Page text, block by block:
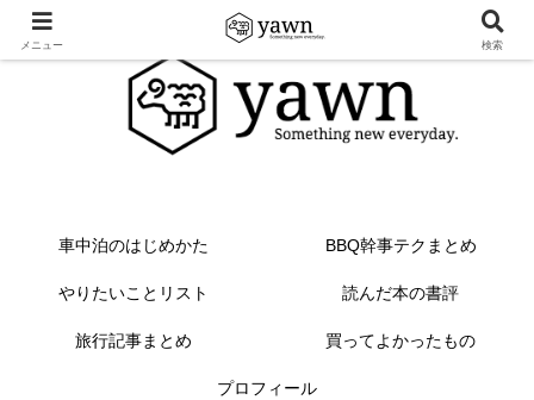
車中泊のはじめかた BBQ幹事テクまとめ
やりたいことリスト 読んだ本の書評
旅行記事まとめ 買ってよかったもの
プロフィール
メニュー 検索